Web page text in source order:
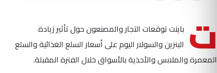
ت باينت توقعات التجار والمصنعون حول تأثير زيادة
البنزين والسولار اليوم على أسعار السلع الغذائية والسلع
المعمرة والملابس والأحذية بالأسواق خلال الفترة المقبلة.